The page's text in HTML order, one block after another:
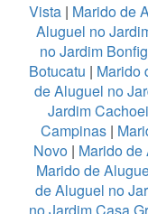
Vista| Marido de
Aluguel no
no Jardim
Botucatu | Marido
de Aluguel no
Jardim
Campinas|
Novo| Marido
Marido de
de Aluguel no